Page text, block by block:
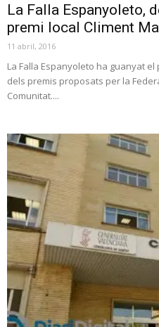
La Falla Espanyoleto,
premi local Climent
11 abril, 2016
La Falla Espanyoleto ha guanyat el
dels premis proposats per la
Comunitat....